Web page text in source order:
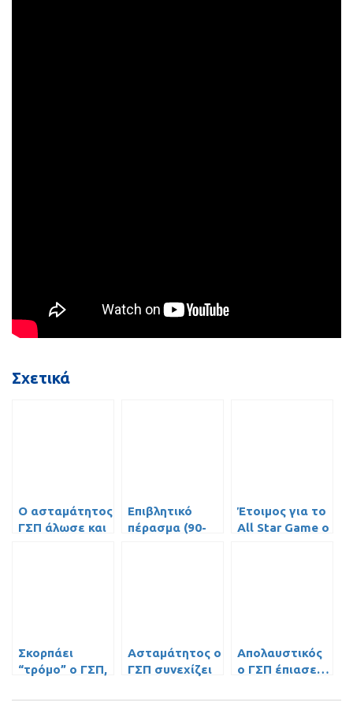
Σχετικά
O ασταμάτητος
ΓΣΠ άλωσε και
Επιβλητικό
πέρασμα (90-
Έτοιμος για το
All Star Game o
Σκορπάει
“τρόμο” ο ΓΣΠ,
Ψυχικό και…
Ασταμάτητος ο
ΓΣΠ συνεχίζει
πορεία του
Απολαυστικός
ο ΓΣΠ έπιασε…
123-91 επί του